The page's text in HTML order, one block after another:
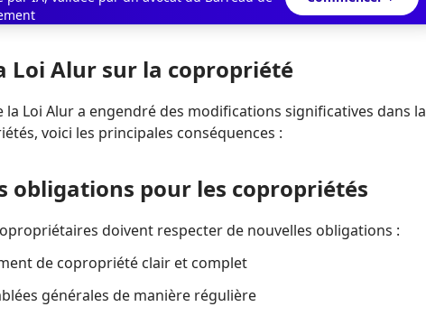
Loi Alur sur la copropriété
la Loi Alur a engendré des modifications significatives dans la
voici les principales conséquences :
obligations pour les copropriétés
doivent respecter de nouvelles obligations :
de copropriété clair et complet
générales de manière régulière